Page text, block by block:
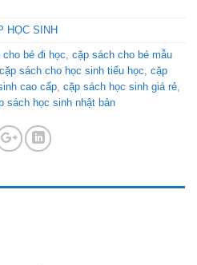
HỌC SINH
bé đi học cặp sách cho bé mẫu
cặp sách cho học sinh tiểu học cặp
cao cấp cặp sách học sinh giá rẻ
sách học sinh nhật bản